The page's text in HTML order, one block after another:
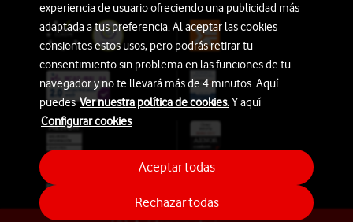
experiencia de usuario ofreciendo una publicidad más
adaptada a tus preferencia. Al aceptar las cookies
consientes estos usos, pero podrás retirar tu
consentimiento sin problema en las funciones de tu
navegador y no te llevará más de 4 minutos. Aquí
puedesVer nuestra política de cookies.Y aquí
Configurar cookies
Rechazar todas
Aceptar todas